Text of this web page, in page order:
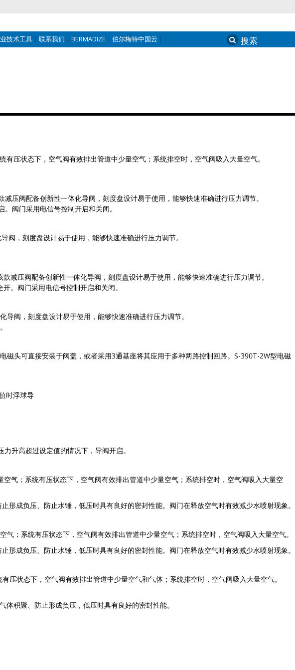
技术工具 联系我们 BERMADIZE 伯尔梅特中国云 Search
for:
压状态下，空气阀有效排出管道中少量空气；系统排空时，空气阀吸入大量空气。
压阀配备创新性一体化导阀，刻度盘设计易于使用，能够快速准确进行压力调节。
阀门采用电信号控制开启和关闭。
，刻度盘设计易于使用，能够快速准确进行压力调节。
减压阀配备创新性一体化导阀，刻度盘设计易于使用，能够快速准确进行压力调节。
。阀门采用电信号控制开启和关闭。
阀，刻度盘设计易于使用，能够快速准确进行压力调节。
头可直接安装于阀盖，或者采用3通基座将其应用于多种两路控制回路。S-390T-2W型电磁
时浮球导
升高超过设定值的情况下，导阀开启。
气；系统有压状态下，空气阀有效排出管道中少量空气；系统排空时，空气阀吸入大量空
成负压、防止水锤，低压时具有良好的密封性能。阀门在释放空气时有效减少水喷射现象。
；系统有压状态下，空气阀有效排出管道中少量空气；系统排空时，空气阀吸入大量空气。
成负压、防止水锤，低压时具有良好的密封性能。阀门在释放空气时有效减少水喷射现象。
状态下，空气阀有效排出管道中少量空气和气体；系统排空时，空气阀吸入大量空气。
积聚、防止形成负压，低压时具有良好的密封性能。